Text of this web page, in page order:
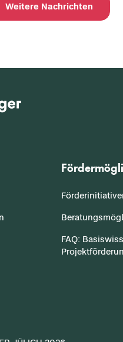
Wei­te­re Nach­rich­ten
FAQ: